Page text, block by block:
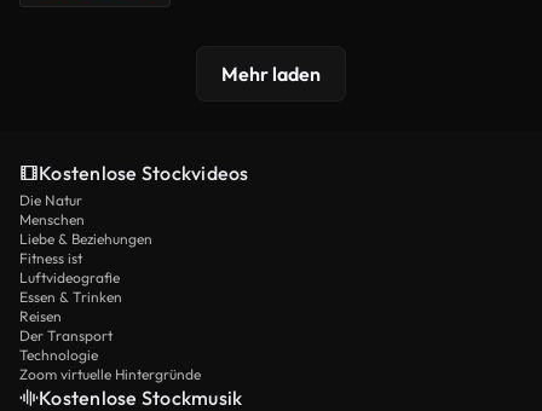
Mehr laden
Kostenlose Stockvideos
Die Natur
Menschen
Liebe & Beziehungen
Fitness ist
Luftvideografie
Essen & Trinken
Reisen
Der Transport
Technologie
Zoom virtuelle Hintergründe
Kostenlose Stockmusik